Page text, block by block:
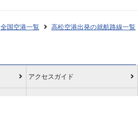
全国空港一覧
高松空港出発の就航路線一覧
アクセスガイド